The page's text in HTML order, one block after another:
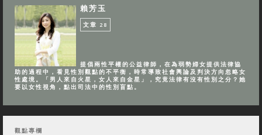
賴芳玉
文章 28
提倡兩性平權的公益律師，在為弱勢婦女提供法律協
助的過程中，看見性別觀點的不平衡，時常導致社會輿論及判決方向忽略女
性處境。「男人來自火星，女人來自金星」，究竟法律有沒有性別之分？她
要以女性視角，點出司法中的性別盲點。
觀點專欄